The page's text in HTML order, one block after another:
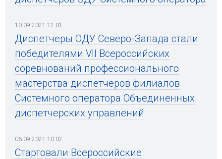
10.09.2021 12:01
Диспетчеры ОДУ Северо-Запада стали
победителями VII Всероссийских
соревнований профессионального
мастерства диспетчеров филиалов
Системного оператора Объединенных
диспетчерских управлений
06.09.2021 10:02
Стартовали Всероссийские